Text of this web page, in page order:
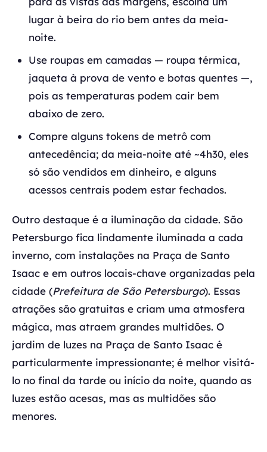
lugar à beira do rio bem antes da meia-
noite.
Use roupas em camadas — roupa térmica,
jaqueta à prova de vento e botas quentes —,
pois as temperaturas podem cair bem
abaixo de zero.
Compre alguns tokens de metrô com
antecedência; da meia-noite até ~4h30, eles
só são vendidos em dinheiro, e alguns
acessos centrais podem estar fechados.
Outro destaque é a iluminação da cidade. São
Petersburgo fica lindamente iluminada a cada
inverno, com instalações na Praça de Santo
Isaac e em outros locais-chave organizadas pela
cidade (Prefeitura de São Petersburgo). Essas
atrações são gratuitas e criam uma atmosfera
mágica, mas atraem grandes multidões. O
jardim de luzes na Praça de Santo Isaac é
particularmente impressionante; é melhor visitá-
lo no final da tarde ou início da noite, quando as
luzes estão acesas, mas as multidões são
menores.